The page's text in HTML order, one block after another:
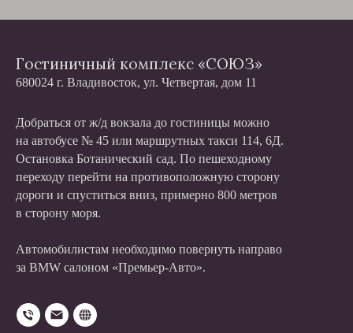
Гостиничный комплекс «СОЮЗ»
680024 г. Владивосток, ул. Четвертая, дом 11
Добраться от ж/д вокзала до гостиницы можно
на автобусе № 45 или маршрутных такси 114, 6Д.
Остановка Ботанический сад. По пешеходному
переходу перейти на противоположную сторону
дороги и спуститься вниз, примерно 800 метров
в сторону моря.
Автомобилистам необходимо повернуть направо
за BMW салоном «Премьер-Авто».